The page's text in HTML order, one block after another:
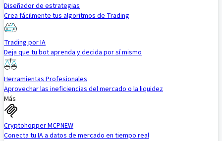
Diseñador de estrategias
Crea fácilmente tus algoritmos de Trading
Trading por IA
Deja que tu bot aprenda y decida por sí mismo
Herramientas Profesionales
Aprovechar las ineficiencias del mercado o la liquidez
Más
Cryptohopper MCPNEW
Conecta tu IA a datos de mercado en tiempo real